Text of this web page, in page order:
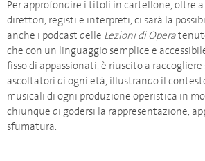
Per approfondire i titoli in cartellone, oltre
direttori, registi e interpreti, ci sarà la
anche i podcast delle Lezionidi Opera
che con un linguaggio semplice e
fisso di appassionati, è riuscito a
ascoltatori di ogni età, illustrando il
musicali di ogni produzione operistica in
chiunque di godersi la rappresentazione,
sfumatura.